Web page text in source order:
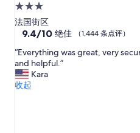
3.0
星
住
宿
法国街区
9.4
总
分
10，
绝
9.4/10 绝佳 （1,444 条点评）
“
E
v
e
“Everything was great, very
and helpful.”
Kara
收起